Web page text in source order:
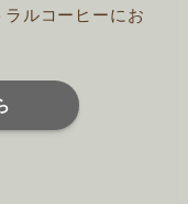
ルコーヒーにお